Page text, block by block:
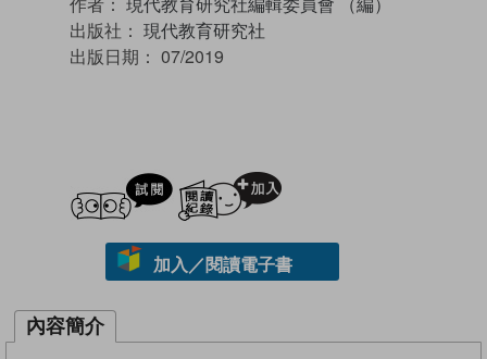
出版社： 現代教育研究社
出版日期： 07/2019
試閲
加入／閱讀電子書
內容簡介